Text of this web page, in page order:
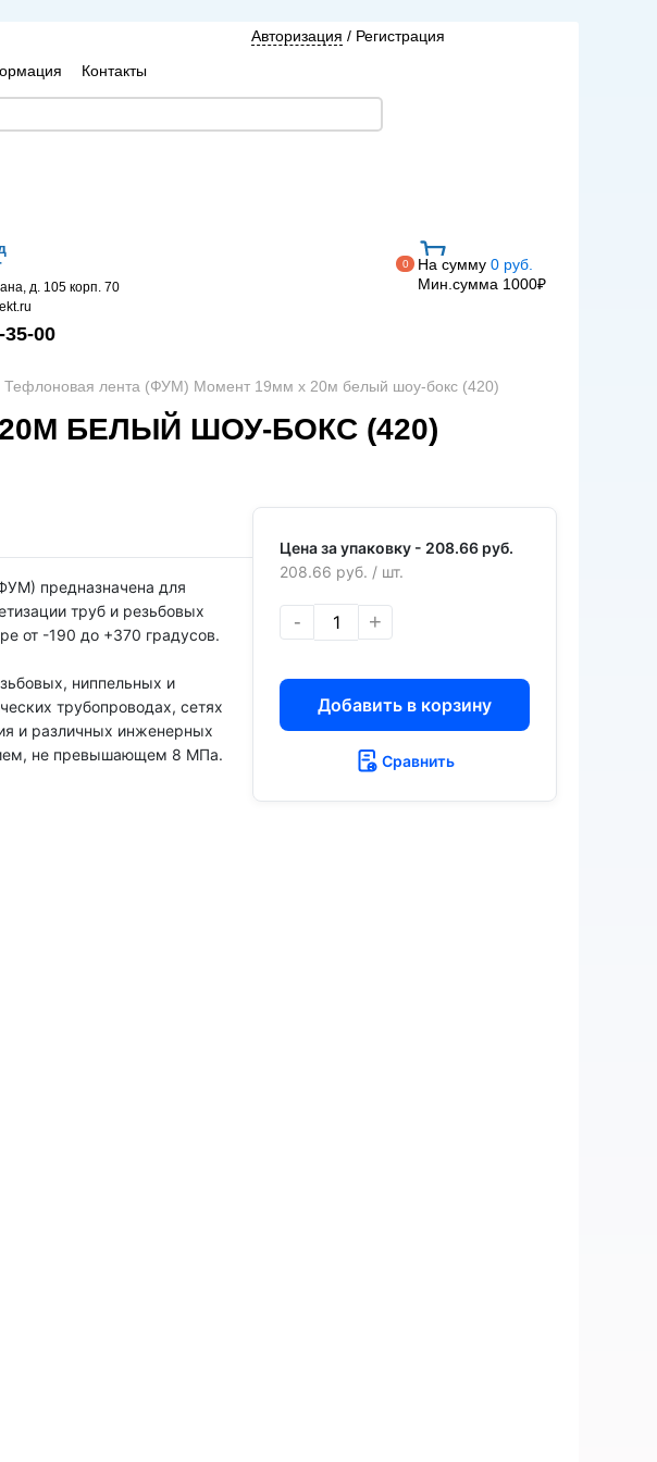
Контакты
Авторизация / Регистрация
д. 105 корп. 70
35-00
0 На сумму 0 руб.
Мин.сумма 1000₽
Тефлоновая лента (ФУМ) Момент 19мм х 20м белый шоу-бокс (420)
БЕЛЫЙ ШОУ-БОКС (420)
предназначена для
труб и резьбовых
от -190 до +370 градусов.
ниппельных и
трубопроводах, сетях
и различных инженерных
не превышающем 8 МПа.
Цена за упаковку - 208.66 руб.
208.66 руб. / шт.
- +
Добавить в корзину
Сравнить